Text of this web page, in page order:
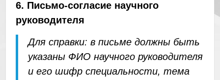
6. Письмо-согласие научного
руководителя
Для справки: в письме должны быть
указаны ФИО научного руководителя
и его шифр специальности, тема